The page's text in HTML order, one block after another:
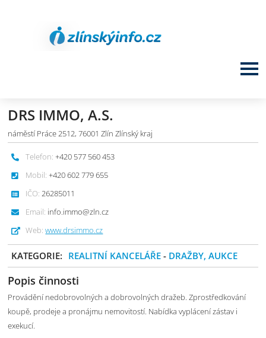
DRS IMMO, A.S.
náměstí Práce 2512, 76001 Zlín Zlínský kraj
Telefon: +420 577 560 453
Mobil: +420 602 779 655
IČO: 26285011
Email: info.immo@zln.cz
Web: www.drsimmo.cz
KATEGORIE: REALITNÍ KANCELÁŘE - DRAŽBY, AUKCE
Popis činnosti
Provádění nedobrovolných a dobrovolných dražeb. Zprostředkování
koupě, prodeje a pronájmu nemovitostí. Nabídka vyplácení zástav i
exekucí.